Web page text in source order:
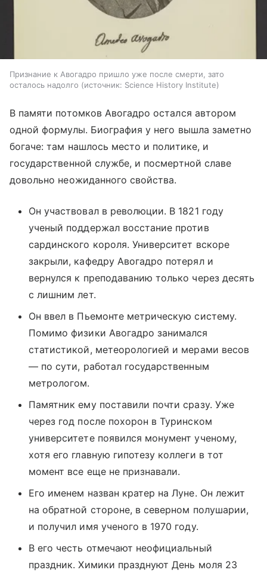
Признание к Авогадро пришло уже после смерти, зато
осталось надолго
источник: Science History Institute
В памяти потомков Авогадро остался автором
одной формулы. Биография у него вышла заметно
богаче: там нашлось место и политике, и
государственной службе, и посмертной славе
довольно неожиданного свойства.
Он участвовал в революции. В 1821 году
ученый поддержал восстание против
сардинского короля. Университет вскоре
закрыли, кафедру Авогадро потерял и
вернулся к преподаванию только через десять
с лишним лет.
Он ввел в Пьемонте метрическую систему.
Помимо физики Авогадро занимался
статистикой, метеорологией и мерами весов
— по сути, работал государственным
метрологом.
Памятник ему поставили почти сразу. Уже
через год после похорон в Туринском
университете появился монумент ученому,
хотя его главную гипотезу коллеги в тот
момент все еще не признавали.
Его именем назван кратер на Луне. Он лежит
на обратной стороне, в северном полушарии,
и получил имя ученого в 1970 году.
В его честь отмечают неофициальный
праздник. Химики празднуют День моля 23